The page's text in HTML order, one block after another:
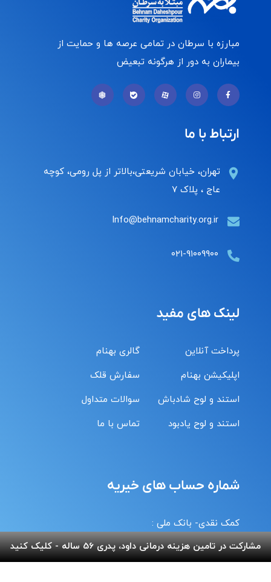
مبارزه با سرطان در تمامی عرصه ها و حمایت از
بیماران به دور از هرگونه تبعیض
ارتباط با ما
تهران، خیابان شریعتی،بالاتر از پل رومی، کوچه
عاج ، پلاک ۷
Info@behnamcharity.org.ir
۰۲۱-۹۱۰۰۹۹۰۰
لینک های مفید
پرداخت آنلاین
اپلیکیشن بهنام
استند و لوح شادباش
استند و لوح یادبود
گالری بهنام
سفارش قلک
سوالات متداول
تماس با ما
شماره حساب های خیریه
کمک نقدی- بانک ملی :
6037-9911-9951-2470
حامیان-بانک سامان :
مشارکت در تامین هزینه درمانی داود، پدری 56 ساله - کلیک کنید